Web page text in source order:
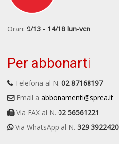
Orari: 9/13 - 14/18 lun-ven
Per abbonarti
Telefona al N. 02 87168197
Email a abbonamenti@sprea.it
Via FAX al N. 02 56561221
Via WhatsApp al N. 329 3922420